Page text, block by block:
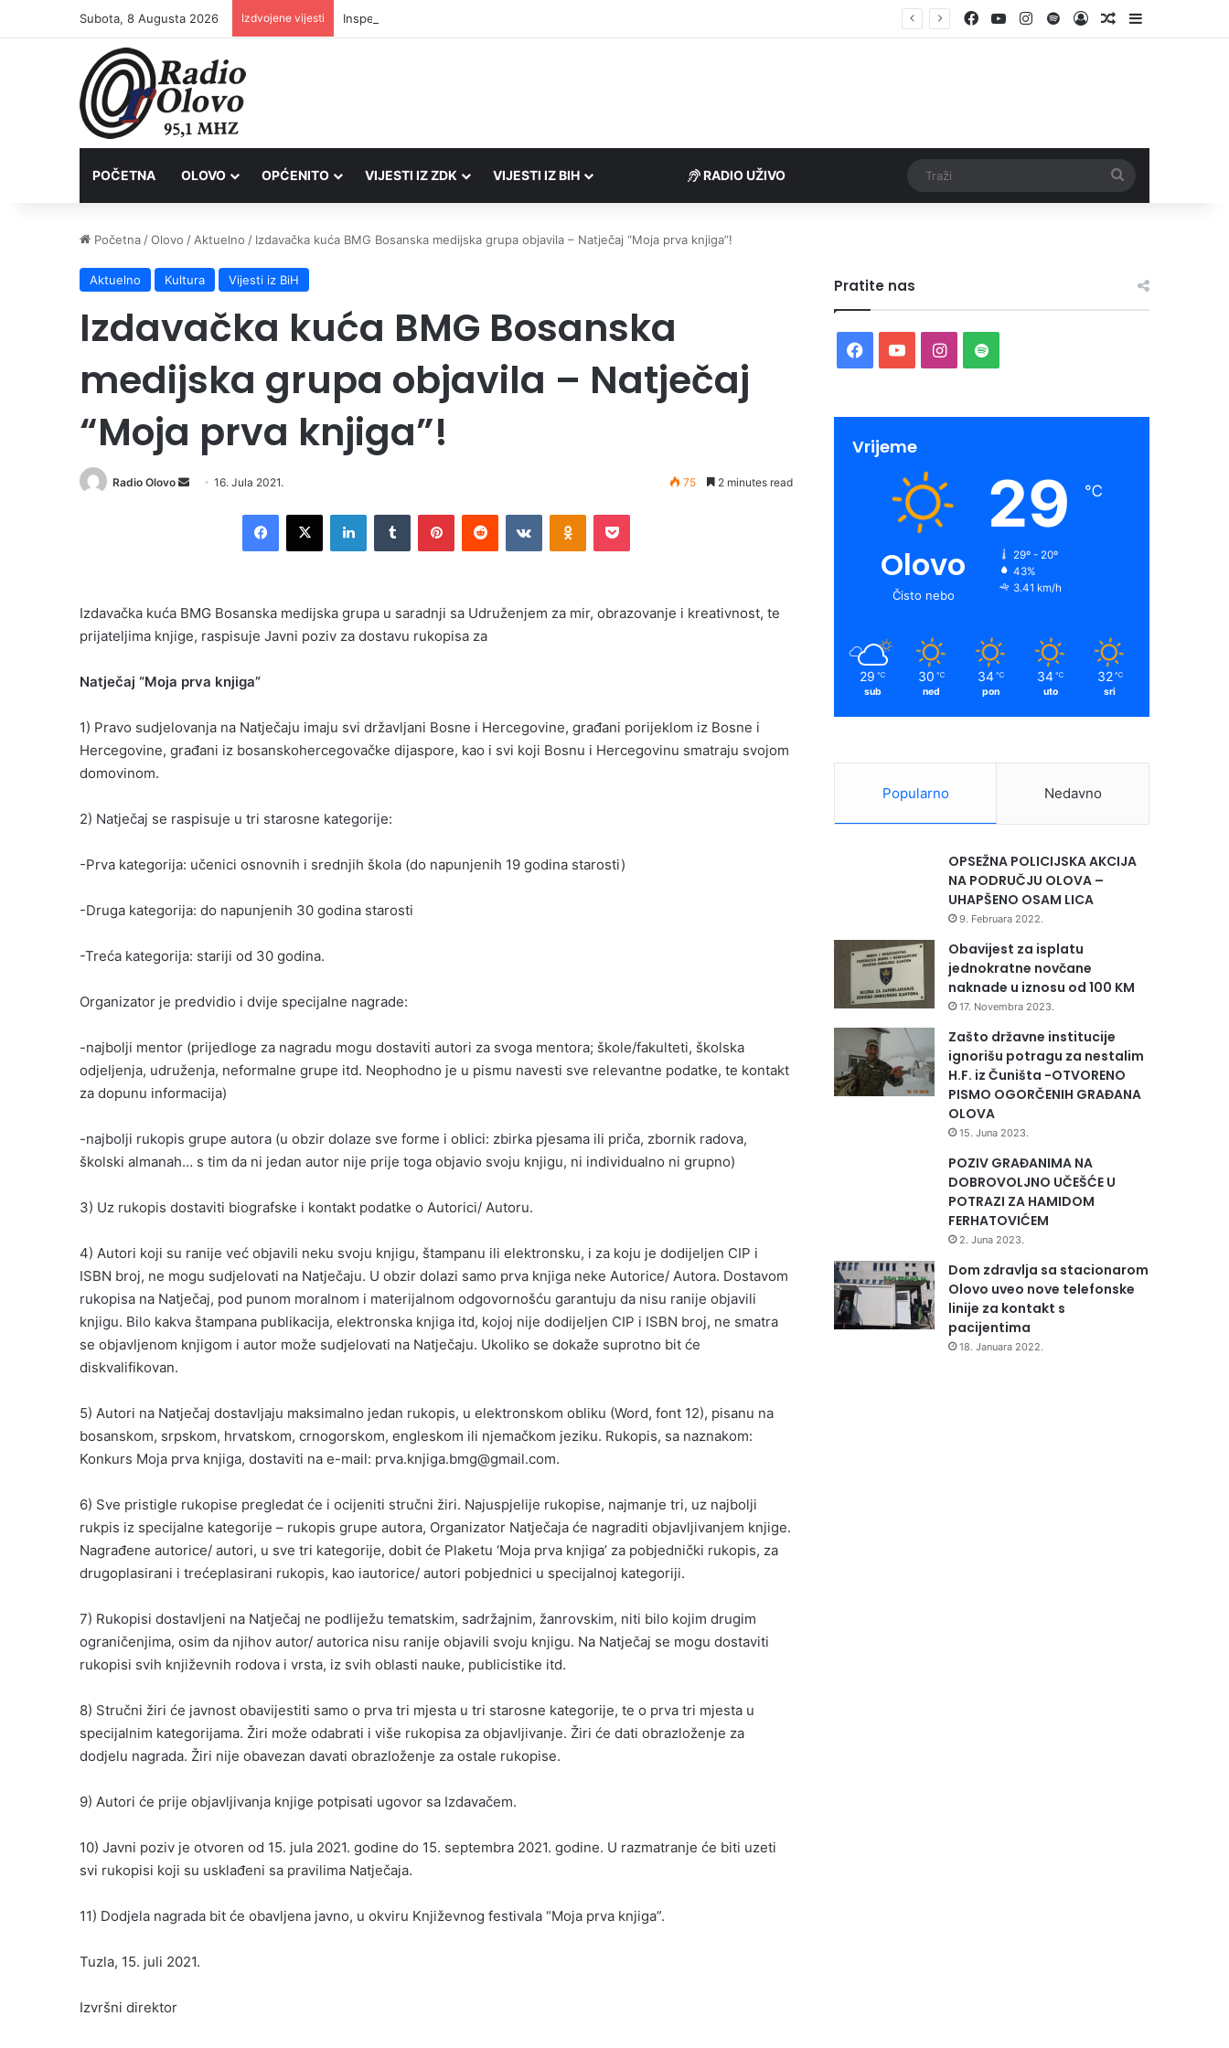
Subota, 8 Augusta 2026 Izdvojene vijesti Inspektori Porezne uprave FBiH na području ZDK izvršili 24 inspekcijska nadzora Facebook
YouTubeInstagram
SpotifyLog InRandom Article
Sidebar
POČETNA OLOVO OPĆENITO VIJESTI IZ ZDK VIJESTI IZ BIH RADIO UŽIVO
Početna /Olovo / Aktuelno / Izdavačka kuća BMG Bosanska medijska grupa objavila – Natječaj “Moja prva knjiga”!
Aktuelno Kultura Vijesti iz BiH
Izdavačka kuća BMG Bosanska
medijska grupa objavila – Natječaj
“Moja prva knjiga”!
Radio Olovo
Send16. Jula 2021. 75 2 minutes read
Facebook
X LinkedInTumblr PinterestReddit VKontakteOdnoklassniki
Pocket
Izdavačka kuća BMG Bosanska medijska grupa u saradnji sa Udruženjem za mir, obrazovanje i kreativnost, te
prijateljima knjige, raspisuje Javni poziv za dostavu rukopisa za
Natječaj “Moja prva knjiga”
1) Pravo sudjelovanja na Natječaju imaju svi državljani Bosne i Hercegovine, građani porijeklom iz Bosne i
Hercegovine, građani iz bosanskohercegovačke dijaspore, kao i svi koji Bosnu i Hercegovinu smatraju svojom
domovinom.
2) Natječaj se raspisuje u tri starosne kategorije:
-Prva kategorija: učenici osnovnih i srednjih škola (do napunjenih 19 godina starosti)
-Druga kategorija: do napunjenih 30 godina starosti
-Treća kategorija: stariji od 30 godina.
Organizator je predvidio i dvije specijalne nagrade:
-najbolji mentor (prijedloge za nagradu mogu dostaviti autori za svoga mentora; škole/fakulteti, školska
odjeljenja, udruženja, neformalne grupe itd. Neophodno je u pismu navesti sve relevantne podatke, te kontakt
za dopunu informacija)
-najbolji rukopis grupe autora (u obzir dolaze sve forme i oblici: zbirka pjesama ili priča, zbornik radova,
školski almanah… s tim da ni jedan autor nije prije toga objavio svoju knjigu, ni individualno ni grupno)
3) Uz rukopis dostaviti biografske i kontakt podatke o Autorici/ Autoru.
4) Autori koji su ranije već objavili neku svoju knjigu, štampanu ili elektronsku, i za koju je dodijeljen CIP i
ISBN broj, ne mogu sudjelovati na Natječaju. U obzir dolazi samo prva knjiga neke Autorice/ Autora. Dostavom
rukopisa na Natječaj, pod punom moralnom i materijalnom odgovornošću garantuju da nisu ranije objavili
knjigu. Bilo kakva štampana publikacija, elektronska knjiga itd, kojoj nije dodijeljen CIP i ISBN broj, ne smatra
se objavljenom knjigom i autor može sudjelovati na Natječaju. Ukoliko se dokaže suprotno bit će
diskvalifikovan.
5) Autori na Natječaj dostavljaju maksimalno jedan rukopis, u elektronskom obliku (Word, font 12), pisanu na
bosanskom, srpskom, hrvatskom, crnogorskom, engleskom ili njemačkom jeziku. Rukopis, sa naznakom:
Konkurs Moja prva knjiga, dostaviti na e-mail: prva.knjiga.bmg@gmail.com.
6) Sve pristigle rukopise pregledat će i ocijeniti stručni žiri. Najuspjelije rukopise, najmanje tri, uz najbolji
rukpis iz specijalne kategorije – rukopis grupe autora, Organizator Natječaja će nagraditi objavljivanjem knjige.
Nagrađene autorice/ autori, u sve tri kategorije, dobit će Plaketu ‘Moja prva knjiga’ za pobjednički rukopis, za
drugoplasirani i trećeplasirani rukopis, kao iautorice/ autori pobjednici u specijalnoj kategoriji.
7) Rukopisi dostavljeni na Natječaj ne podliježu tematskim, sadržajnim, žanrovskim, niti bilo kojim drugim
ograničenjima, osim da njihov autor/ autorica nisu ranije objavili svoju knjigu. Na Natječaj se mogu dostaviti
rukopisi svih književnih rodova i vrsta, iz svih oblasti nauke, publicistike itd.
8) Stručni žiri će javnost obavijestiti samo o prva tri mjesta u tri starosne kategorije, te o prva tri mjesta u
specijalnim kategorijama. Žiri može odabrati i više rukopisa za objavljivanje. Žiri će dati obrazloženje za
dodjelu nagrada. Žiri nije obavezan davati obrazloženje za ostale rukopise.
9) Autori će prije objavljivanja knjige potpisati ugovor sa Izdavačem.
10) Javni poziv je otvoren od 15. jula 2021. godine do 15. septembra 2021. godine. U razmatranje će biti uzeti
svi rukopisi koji su usklađeni sa pravilima Natječaja.
11) Dodjela nagrada bit će obavljena javno, u okviru Književnog festivala “Moja prva knjiga”.
Tuzla, 15. juli 2021.
Izvršni direktor
Pratite nas
Facebook
YouTubeInstagram
Spotify
Vrijeme
Olovo
Čisto nebo
29 ℃
29º - 20º
43%
3.41 km/h
29 ℃
sub
30 ℃
ned
34 ℃
pon
34 ℃
uto
32 ℃
sri
Popularno Nedavno
OPSEŽNA POLICIJSKA AKCIJA
NA PODRUČJU OLOVA –
UHAPŠENO OSAM LICA
9. Februara 2022.
Obavijest za isplatu
jednokratne novčane
naknade u iznosu od 100 KM
17. Novembra 2023.
Zašto državne institucije
ignorišu potragu za nestalim
H.F. iz Čuništa -OTVORENO
PISMO OGORČENIH GRAĐANA
OLOVA
15. Juna 2023.
POZIV GRAĐANIMA NA
DOBROVOLJNO UČEŠĆE U
POTRAZI ZA HAMIDOM
FERHATOVIĆEM
2. Juna 2023.
Dom zdravlja sa stacionarom
Olovo uveo nove telefonske
linije za kontakt s
pacijentima
18. Januara 2022.